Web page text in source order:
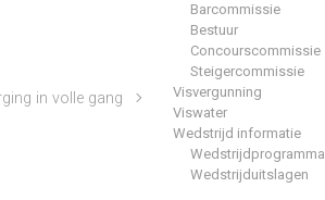
in volle gang
Barcommissie
Bestuur
Concourscommissie
Steigercommissie
Visvergunning
Viswater
Wedstrijd informatie
Wedstrijdprogramma
Wedstrijduitslagen